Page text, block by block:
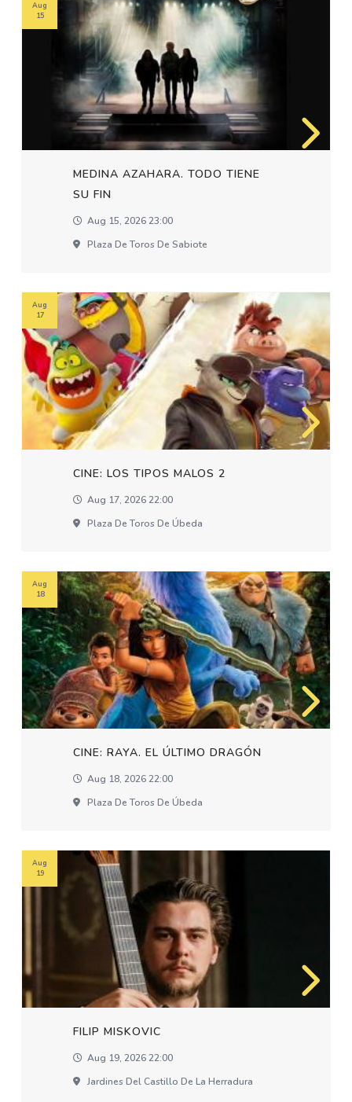
MEDINA AZAHARA. TODO TIENE
SU FIN
Aug 15, 2026 23:00
Plaza De Toros De Sabiote
Aug
15
CINE: LOS TIPOS MALOS 2
Aug 17, 2026 22:00
Plaza De Toros De Úbeda
Aug
17
CINE: RAYA. EL ÚLTIMO DRAGÓN
Aug 18, 2026 22:00
Plaza De Toros De Úbeda
Aug
18
FILIP MISKOVIC
Aug 19, 2026 22:00
Jardines Del Castillo De La Herradura
Aug
19